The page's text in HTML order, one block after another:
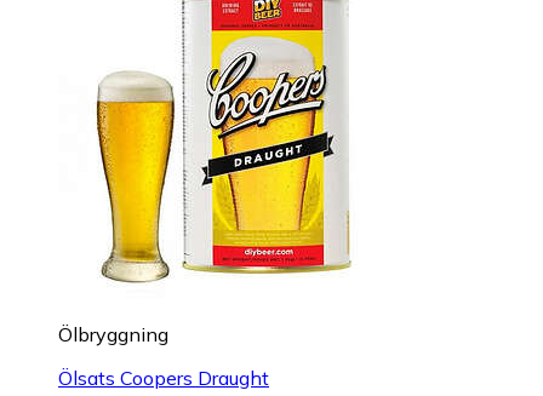
Ölbryggning
Ölsats Coopers Draught